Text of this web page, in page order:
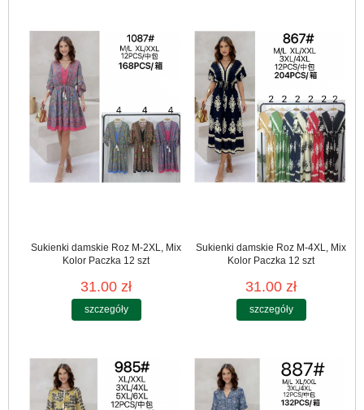
Sukienki damskie Roz M-2XL, Mix
Kolor Paczka 12 szt
31.00 zł
szczegóły
Sukienki damskie Roz M-4XL, Mix
Kolor Paczka 12 szt
31.00 zł
szczegóły